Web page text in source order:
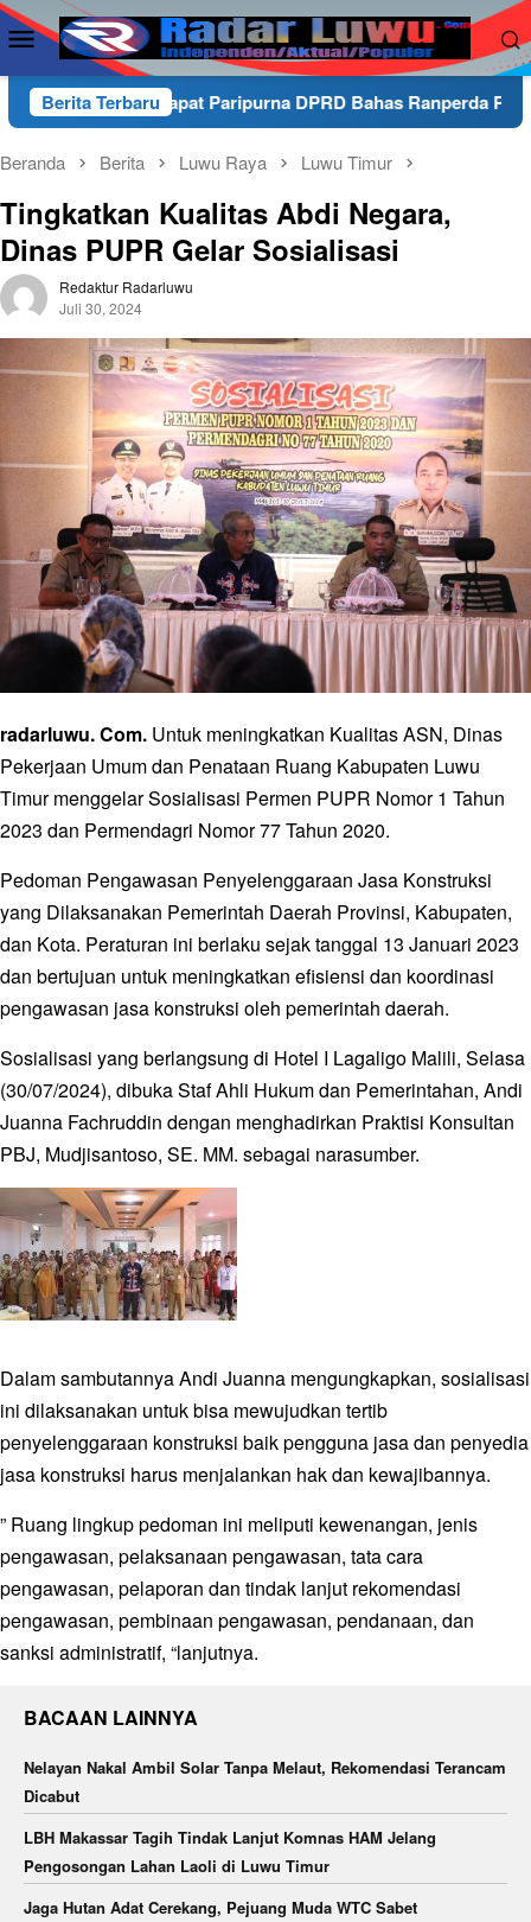
Loncat
ke
konten
Menu
Mobile
Berita Terbaru
Rapat Paripurna DPRD Bahas Ranperda Penyertaan
Beranda Berita Luwu Raya Luwu Timur
Tingkatkan Kualitas Abdi Negara,
Dinas PUPR Gelar Sosialisasi
Redaktur Radarluwu
Juli 30, 2024
radarluwu. Com. Untuk meningkatkan Kualitas ASN, Dinas
Pekerjaan Umum dan Penataan Ruang Kabupaten Luwu
Timur menggelar Sosialisasi Permen PUPR Nomor 1 Tahun
2023 dan Permendagri Nomor 77 Tahun 2020.
Pedoman Pengawasan Penyelenggaraan Jasa Konstruksi
yang Dilaksanakan Pemerintah Daerah Provinsi, Kabupaten,
dan Kota. Peraturan ini berlaku sejak tanggal 13 Januari 2023
dan bertujuan untuk meningkatkan efisiensi dan koordinasi
pengawasan jasa konstruksi oleh pemerintah daerah.
Sosialisasi yang berlangsung di Hotel I Lagaligo Malili, Selasa
(30/07/2024), dibuka Staf Ahli Hukum dan Pemerintahan, Andi
Juanna Fachruddin dengan menghadirkan Praktisi Konsultan
PBJ, Mudjisantoso, SE. MM. sebagai narasumber.
Dalam sambutannya Andi Juanna mengungkapkan, sosialisasi
ini dilaksanakan untuk bisa mewujudkan tertib
penyelenggaraan konstruksi baik pengguna jasa dan penyedia
jasa konstruksi harus menjalankan hak dan kewajibannya.
” Ruang lingkup pedoman ini meliputi kewenangan, jenis
pengawasan, pelaksanaan pengawasan, tata cara
pengawasan, pelaporan dan tindak lanjut rekomendasi
pengawasan, pembinaan pengawasan, pendanaan, dan
sanksi administratif, “lanjutnya.
BACAAN LAINNYA
Nelayan Nakal Ambil Solar Tanpa Melaut, Rekomendasi Terancam
Dicabut
LBH Makassar Tagih Tindak Lanjut Komnas HAM Jelang
Pengosongan Lahan Laoli di Luwu Timur
Jaga Hutan Adat Cerekang, Pejuang Muda WTC Sabet